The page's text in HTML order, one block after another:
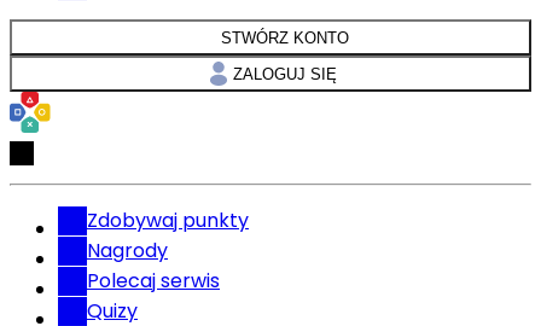
STWÓRZ KONTO
ZALOGUJ SIĘ
Zdobywaj punkty
Nagrody
Polecaj serwis
Quizy